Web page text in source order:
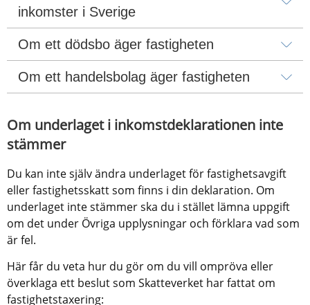
inkomster i Sverige
Om ett dödsbo äger fastigheten
Om ett handelsbolag äger fastigheten
Om underlaget i inkomstdeklarationen inte
stämmer
Du kan inte själv ändra underlaget för fastighetsavgift
eller fastighetsskatt som finns i din deklaration. Om
underlaget inte stämmer ska du i stället lämna uppgift
om det under Övriga upplysningar och förklara vad som
är fel.
Här får du veta hur du gör om du vill ompröva eller
överklaga ett beslut som Skatteverket har fattat om
fastighetstaxering: